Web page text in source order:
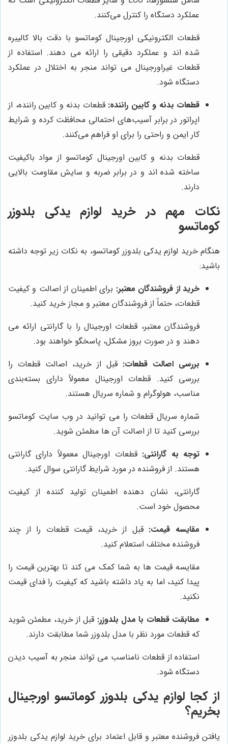
عملکرد دستگاه را کنترل می‌کنند.
قطعات الکترونیکی اورجینال کوماتسو با دقت بالا کالیبره
شده اند و عملکرد دقیقی را ارائه می دهند. استفاده از
قطعات غیراورجینال می تواند منجر به اختلال در عملکرد
دستگاه شود.
قطعات بدنه و کابین راننده: قطعات بدنه و کابین راننده، از
اپراتور در برابر آسیب‌های احتمالی محافظت کرده و شرایط
کار ایمن و راحتی را برای او فراهم می‌کنند.
قطعات بدنه و کابین اورجینال کوماتسو از مواد باکیفیت
ساخته شده اند و در برابر ضربه و سایش مقاومت بالایی
دارند.
نکات مهم در خرید لوازم یدکی بلدوزر
کوماتسو
هنگام خرید لوازم یدکی بلدوزر کوماتسو، به نکات زیر توجه داشته
باشید:
خرید از فروشندگان معتبر: برای اطمینان از اصالت و کیفیت
قطعات، حتماً از فروشندگان معتبر و مجاز خرید کنید.
فروشندگان معتبر، قطعات اورجینال را با گارانتی ارائه می
دهند و در صورت بروز مشکل، پاسخگو خواهند بود.
بررسی اصالت قطعات: قبل از خرید، اصالت قطعات را
بررسی کنید. قطعات اورجینال معمولاً دارای بسته‌بندی
مناسب، هولوگرام و شماره سریال هستند.
شماره سریال قطعات را می توانید در وب سایت کوماتسو
بررسی کنید تا از اصالت آن ها مطمئن شوید.
توجه به گارانتی: قطعات اورجینال معمولاً دارای گارانتی
هستند. از فروشنده در مورد شرایط گارانتی سوال کنید.
گارانتی، نشان دهنده اطمینان تولید کننده از کیفیت
محصول خود است.
مقایسه قیمت: قبل از خرید، قیمت قطعات را از چند
فروشنده مختلف استعلام کنید.
مقایسه قیمت ها به شما کمک می کند تا بهترین قیمت را
پیدا کنید، اما به یاد داشته باشید که کیفیت را فدای قیمت
نکنید.
مطابقت قطعات با مدل بلدوزر: قبل از خرید، مطمئن شوید
که قطعات مورد نظر با مدل بلدوزر شما مطابقت دارند.
استفاده از قطعات نامناسب می تواند منجر به آسیب دیدن
دستگاه شود.
از کجا لوازم یدکی بلدوزر کوماتسو اورجینال
بخریم؟
یافتن فروشنده معتبر و قابل اعتماد برای خرید لوازم یدکی بلدوزر